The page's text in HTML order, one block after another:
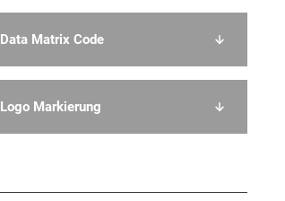
Data Matrix Code
Logo Markierung